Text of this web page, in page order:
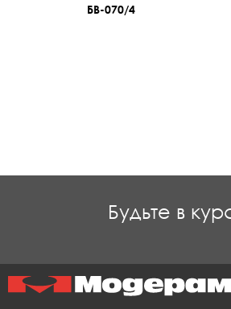
БВ-070/4
Будьте в